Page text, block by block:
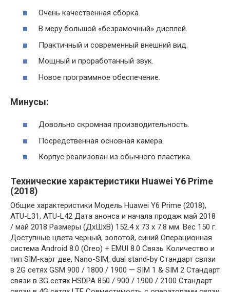
Очень качественная сборка.
В меру большой «безрамочный» дисплей.
Практичный и современный внешний вид.
Мощный и проработанный звук.
Новое программное обеспечение.
Минусы:
Довольно скромная производительность.
Посредственная основная камера.
Корпус реализован из обычного пластика.
Технические характеристики Huawei Y6 Prime
(2018)
Общие характеристики Модель Huawei Y6 Prime (2018),
ATU-L31, ATU-L42 Дата анонса и начала продаж май 2018
/ май 2018 Размеры (ДxШxВ) 152.4 x 73 x 7.8 мм. Вес 150 г.
Доступные цвета черный, золотой, синий Операционная
система Android 8.0 (Oreo) + EMUI 8.0 Связь Количество и
тип SIM-карт две, Nano-SIM, dual stand-by Стандарт связи
в 2G сетях GSM 900 / 1800 / 1900 — SIM 1 & SIM 2 Стандарт
связи в 3G сетях HSDPA 850 / 900 / 1900 / 2100 Стандарт